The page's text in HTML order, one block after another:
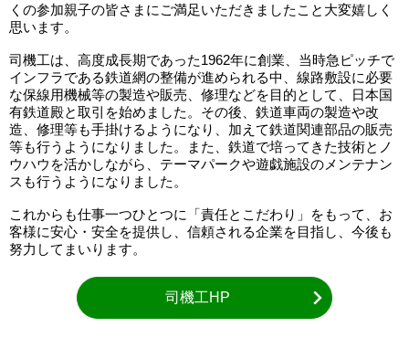
くの参加親子の皆さまにご満足いただきましたこと大変嬉しく
思います。
司機工は、高度成長期であった1962年に創業、当時急ピッチで
インフラである鉄道網の整備が進められる中、線路敷設に必要
な保線用機械等の製造や販売、修理などを目的として、日本国
有鉄道殿と取引を始めました。その後、鉄道車両の製造や改
造、修理等も手掛けるようになり、加えて鉄道関連部品の販売
等も行うようになりました。また、鉄道で培ってきた技術とノ
ウハウを活かしながら、テーマパークや遊戯施設のメンテナン
スも行うようになりました。
これからも仕事一つひとつに「責任とこだわり」をもって、お
客様に安心・安全を提供し、信頼される企業を目指し、今後も
努力してまいります。
司機工HP